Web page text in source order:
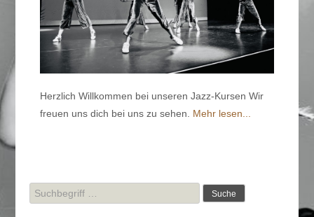
Herzlich Willkommen bei unseren Jazz-Kursen Wir
freuen uns dich bei uns zu sehen.
Mehr lesen...
Suche
nach: